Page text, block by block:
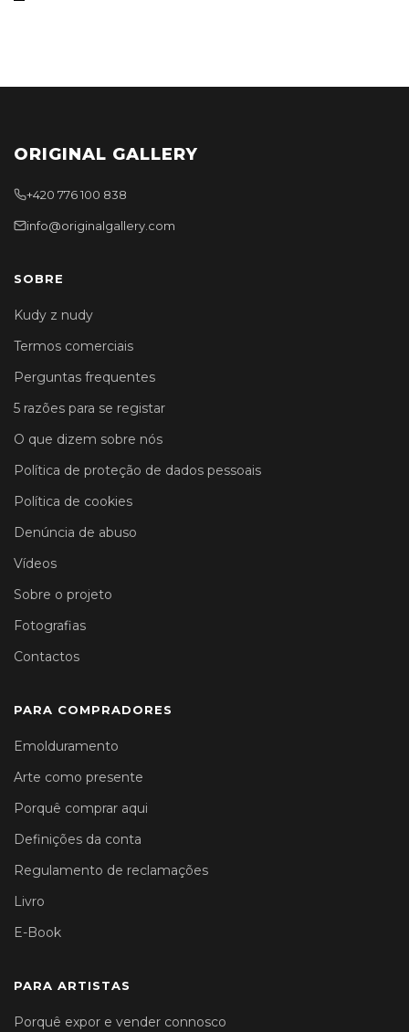
ORIGINAL GALLERY
+420 776 100 838
info@originalgallery.com
SOBRE
Kudy z nudy
Termos comerciais
Perguntas frequentes
5 razões para se registar
O que dizem sobre nós
Política de proteção de dados pessoais
Política de cookies
Denúncia de abuso
Vídeos
Sobre o projeto
Fotografias
Contactos
PARA COMPRADORES
Emolduramento
Arte como presente
Porquê comprar aqui
Definições da conta
Regulamento de reclamações
Livro
E-Book
PARA ARTISTAS
Porquê expor e vender connosco